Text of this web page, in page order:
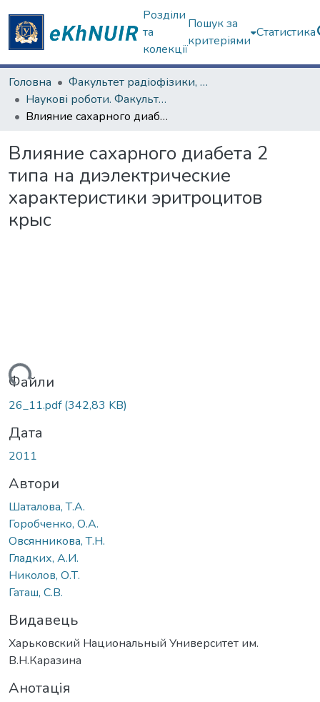
Розділи
та
колекції
Пошук за
критеріями
Статистика
Головна
Факультет радіофізики, біомедичної електроніки та комп’ютерних систем
Наукові роботи. Факультет радіофізики, біомедичної електроніки та комп’ютерних систем
Влияние сахарного диабета 2 типа на диэлектрические характеристики эритроцитов крыс
Влияние сахарного диабета 2
типа на диэлектрические
характеристики эритроцитов
крыс
Файли
26_11.pdf(342,83 KB)
Дата
2011
Автори
Шаталова, Т.А.
Горобченко, О.А.
Овсянникова, Т.Н.
Гладких, А.И.
Николов, О.Т.
Гаташ, С.В.
Видавець
Харьковский Национальный Университет им.
В.Н.Каразина
Анотація